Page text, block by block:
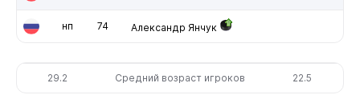
нп 74 Александр Янчук
29.2 Средний возраст игроков 22.5